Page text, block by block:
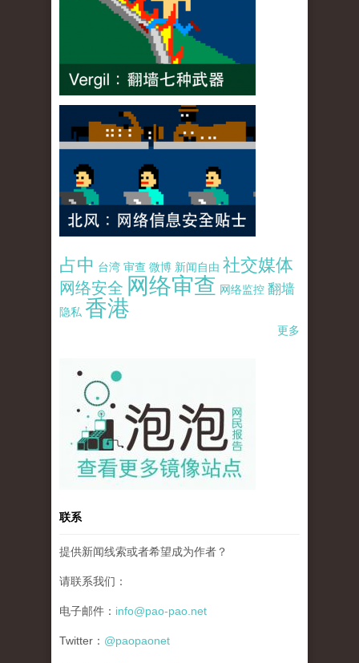
占中 台湾 审查 微博 新闻自由 社交媒体
网络安全 网络审查 网络监控 翻墙
隐私 香港
更多
pao-pao-banner-mirror-site-120814.jpg
联系
提供新闻线索或者希望成为作者？
请联系我们：
电子邮件： info@pao-pao.net
Twitter： @paopaonet